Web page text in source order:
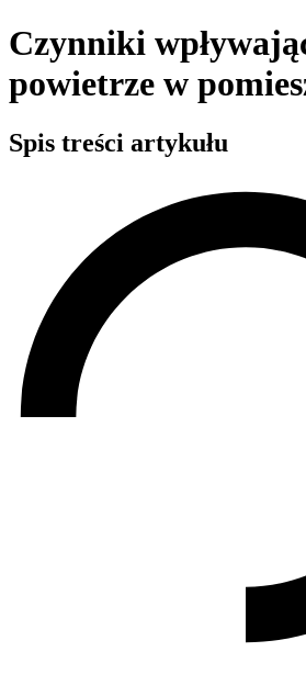
Czynniki
powietrze w
Spis treści artykułu